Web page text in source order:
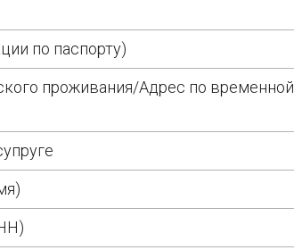
по паспорту)
проживания/Адрес по временной